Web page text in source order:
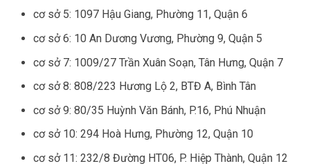
cơ sở 5: 1097 Hậu Giang, Phường 11, Quận 6
cơ sở 6: 10 An Dương Vương, Phường 9, Quận 5
cơ sở 7: 1009/27 Trần Xuân Soạn, Tân Hưng, Quận 7
cơ sở 8: 808/223 Hương Lộ 2, BTĐ A, Bình Tân
cơ sở 9: 80/35 Huỳnh Văn Bánh, P.16, Phú Nhuận
cơ sở 10: 294 Hoà Hưng, Phường 12, Quận 10
cơ sở 11: 232/8 Đường HT06, P. Hiệp Thành, Quận 12